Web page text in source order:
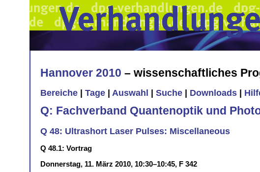
Hannover 2010 – wissenschaftliches
Bereiche Tage Auswahl Suche Downloads
Q: Fachverband Quantenoptik und
Q 48: Ultrashort Laser Pulses: Miscellaneous
Q 48.1: Vortrag
Donnerstag, 11. März 2010, 10:30–10:45, F 342